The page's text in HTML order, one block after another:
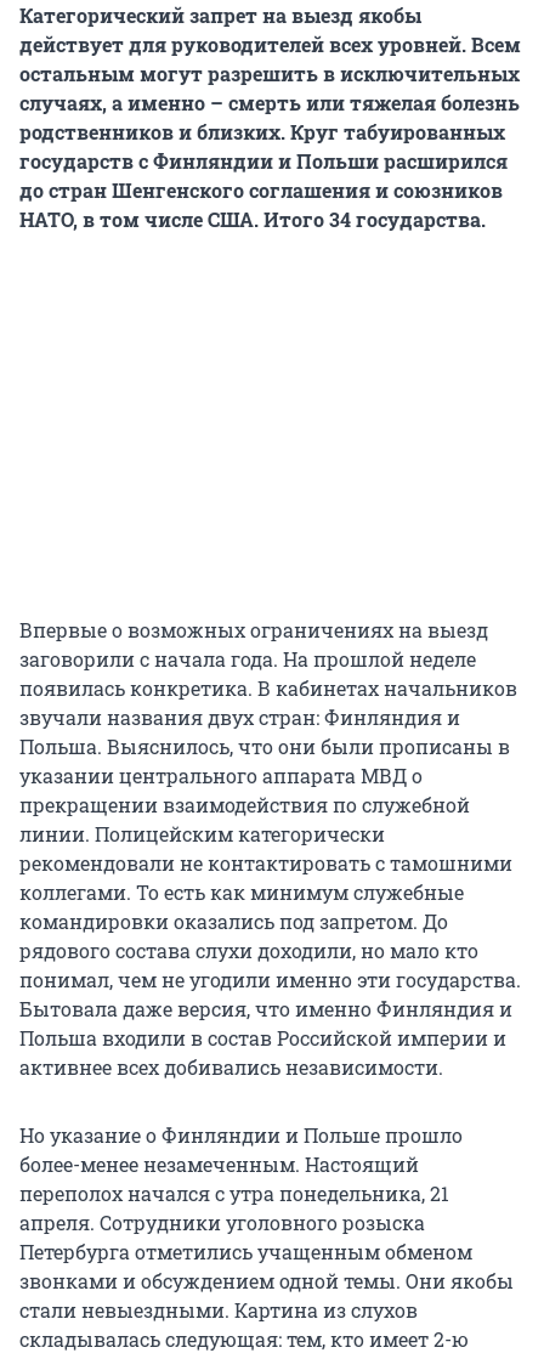
Категорический запрет на выезд якобы
действует для руководителей всех уровней. Всем
остальным могут разрешить в исключительных
случаях, а именно – смерть или тяжелая болезнь
родственников и близких. Круг табуированных
государств с Финляндии и Польши расширился
до стран Шенгенского соглашения и союзников
НАТО, в том числе США. Итого 34 государства.
Впервые о возможных ограничениях на выезд
заговорили с начала года. На прошлой неделе
появилась конкретика. В кабинетах начальников
звучали названия двух стран: Финляндия и
Польша. Выяснилось, что они были прописаны в
указании центрального аппарата МВД о
прекращении взаимодействия по служебной
линии. Полицейским категорически
рекомендовали не контактировать с тамошними
коллегами. То есть как минимум служебные
командировки оказались под запретом. До
рядового состава слухи доходили, но мало кто
понимал, чем не угодили именно эти государства.
Бытовала даже версия, что именно Финляндия и
Польша входили в состав Российской империи и
активнее всех добивались независимости.
Но указание о Финляндии и Польше прошло
более-менее незамеченным. Настоящий
переполох начался с утра понедельника, 21
апреля. Сотрудники уголовного розыска
Петербурга отметились учащенным обменом
звонками и обсуждением одной темы. Они якобы
стали невыездными. Картина из слухов
складывалась следующая: тем, кто имеет 2-ю